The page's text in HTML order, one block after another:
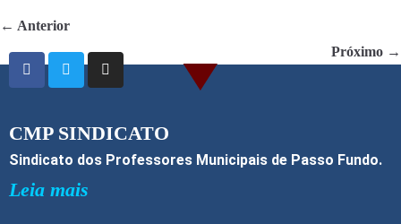
b
o
o
← Anterior
Próximo →
CMP SINDICATO
Sindicato dos Professores Municipais de Passo Fundo.
Leia mais